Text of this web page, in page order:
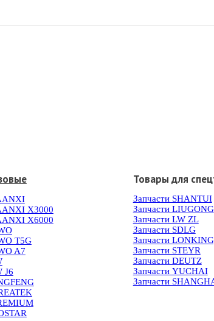
X3000
X6000
T5G
A7
J6
Товары для
Запчасти SHANTUI
Запчасти LIUGONG
Запчасти LW ZL
Запчасти SDLG
Запчасти
Запчасти STEYR
Запчасти DEUTZ
Запчасти YUCHAI
Запчасти